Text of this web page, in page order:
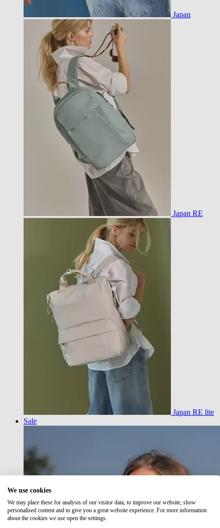
Japan
Japan RE
Japan RE lite
Sale
We use cookies
We may place these for analysis of our visitor data, to improve our website, show
personalised content and to give you a great website experience. For more information
about the cookies we use open the settings.